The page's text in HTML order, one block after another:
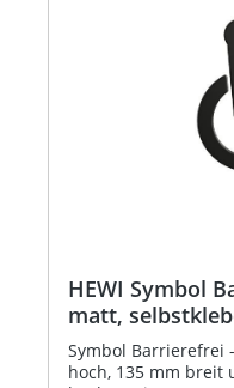
HEWI Symbol
matt,
Symbol Barrierefrei
hoch, 135 mm breit